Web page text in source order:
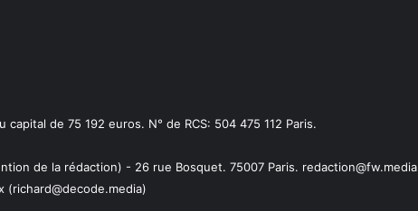
capital de 75 192 euros. N° de RCS: 504 475 112 Paris.
de la rédaction) - 26 rue Bosquet. 75007 Paris. redaction@fw.media
(richard@decode.media)